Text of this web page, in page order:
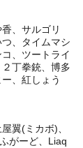
、サルゴリ
、タイムマシ
、ツートライ
丁拳銃、博多
、紅しょう
翼(ミカボ)、
がーど、Liaq